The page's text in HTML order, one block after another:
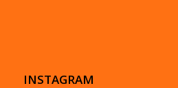
INSTAGRAM